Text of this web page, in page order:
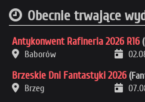
Obecnie trwające
Antykonwent Rafineria 2026 R16
Baborów
Brzeskie Dni Fantastyki 2026
Brzeg